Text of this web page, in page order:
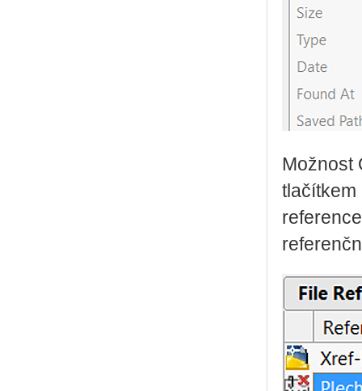
Možnost
tlačítkem